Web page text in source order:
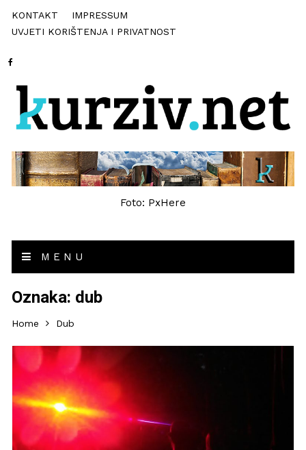
KONTAKT
IMPRESSUM
UVJETI KORIŠTENJA I PRIVATNOST
Foto: PxHere
MENU
Oznaka: dub
Home Dub